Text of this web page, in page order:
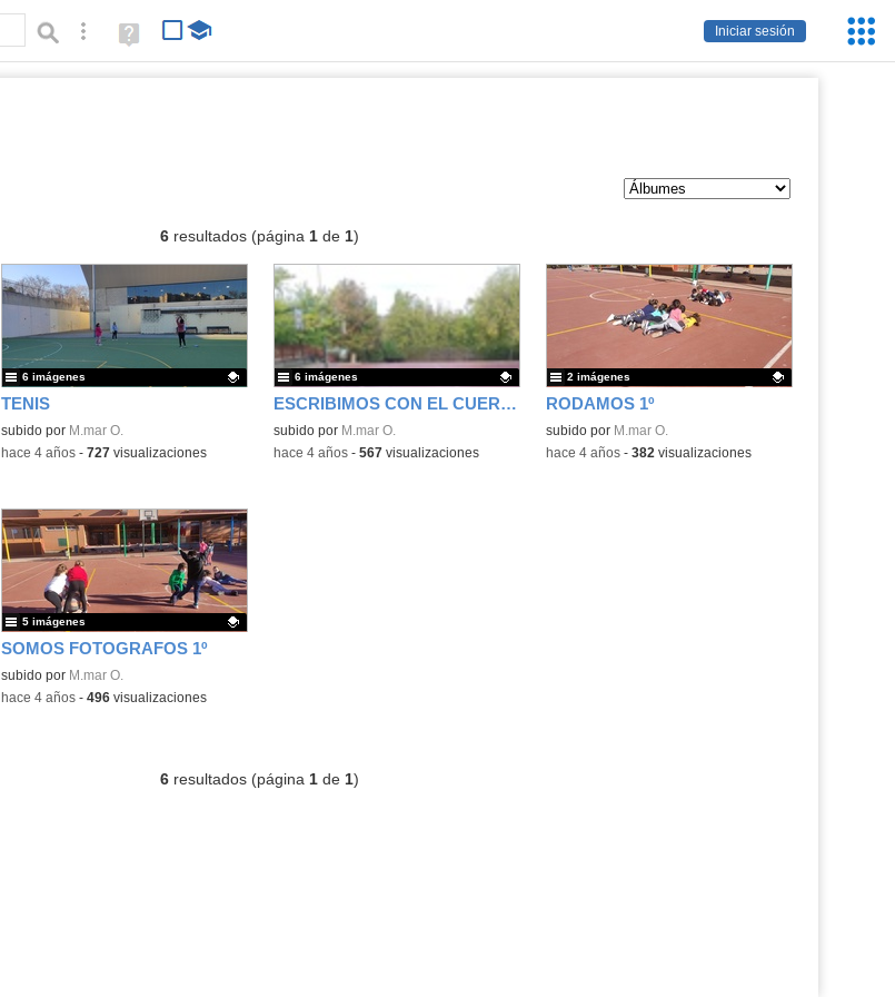
Iniciar sesión
Búsqueda avanzada
Ayuda
(en
6resultados (página 1de 1)
TENIS
Contenido educativo.
subido por M.mar O.
6 imágenes
-hace 4 años- 727visualizaciones
ESCRIBIMOS CON EL CUERPO 3º
Contenido educativo.
subido por M.mar O.
6 imágenes
-hace 4 años- 567visualizaciones
RODAMOS 1º
Contenido educativo.
subido por M.mar O.
2 imágenes
-hace 4 años- 382 visualizaciones
SOMOS FOTOGRAFOS 1º
Contenido educativo.
subido por M.mar O.
5 imágenes
-hace 4 años- 496visualizaciones
6resultados (página 1de 1)